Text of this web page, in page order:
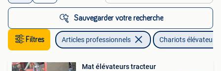
Sauvegarder votre recherche
Filtres Articles professionnels Chariots élévateurs
Mat élévateurs tracteur